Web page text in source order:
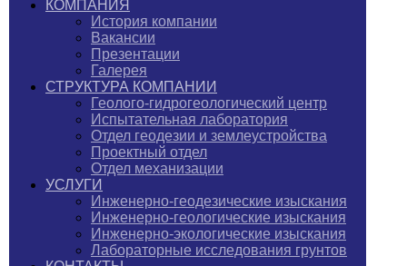
КОМПАНИЯ
История компании
Вакансии
Презентации
Галерея
СТРУКТУРА КОМПАНИИ
Геолого-гидрогеологический центр
Испытательная лаборатория
Отдел геодезии и землеустройства
Проектный отдел
Отдел механизации
УСЛУГИ
Инженерно-геодезические изыскания
Инженерно-геологические изыскания
Инженерно-экологические изыскания
Лабораторные исследования грунтов